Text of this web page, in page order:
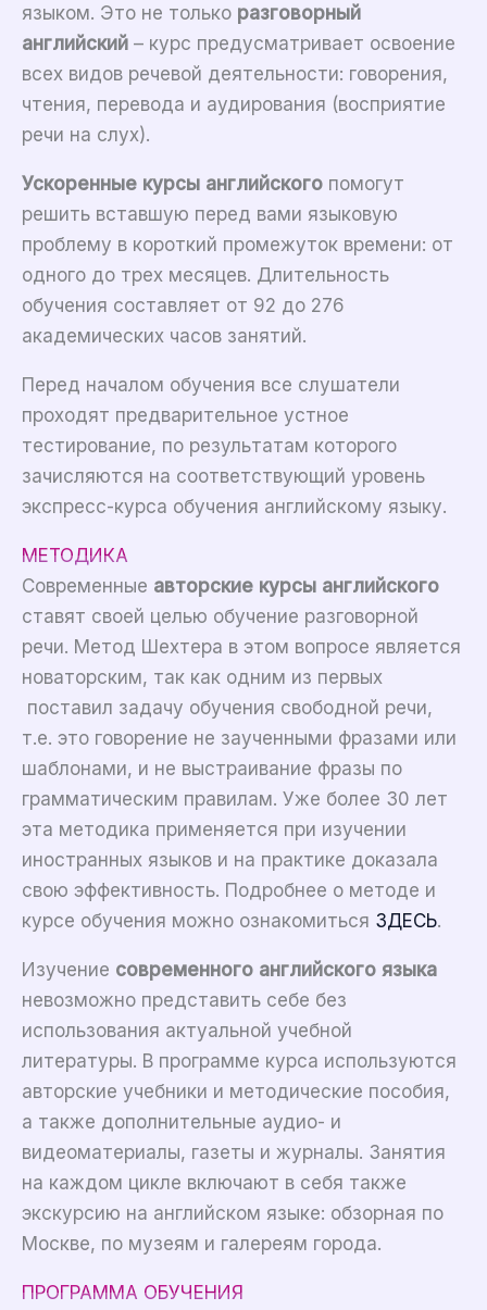
языком. Это не только разговорный
английский – курс предусматривает освоение
всех видов речевой деятельности: говорения,
чтения, перевода и аудирования (восприятие
речи на слух).
Ускоренные курсы английского помогут
решить вставшую перед вами языковую
проблему в короткий промежуток времени: от
одного до трех месяцев. Длительность
обучения составляет от 92 до 276
академических часов занятий.
Перед началом обучения все слушатели
проходят предварительное устное
тестирование, по результатам которого
зачисляются на соответствующий уровень
экспресс-курса обучения английскому языку.
МЕТОДИКА
Современные авторские курсы английского
ставят своей целью обучение разговорной
речи. Метод Шехтера в этом вопросе является
новаторским, так как одним из первых
поставил задачу обучения свободной речи,
т.е. это говорение не заученными фразами или
шаблонами, и не выстраивание фразы по
грамматическим правилам. Уже более 30 лет
эта методика применяется при изучении
иностранных языков и на практике доказала
свою эффективность. Подробнее о методе и
курсе обучения можно ознакомиться ЗДЕСЬ.
Изучение современного английского языка
невозможно представить себе без
использования актуальной учебной
литературы. В программе курса используются
авторские учебники и методические пособия,
а также дополнительные аудио- и
видеоматериалы, газеты и журналы. Занятия
на каждом цикле включают в себя также
экскурсию на английском языке: обзорная по
Москве, по музеям и галереям города.
ПРОГРАММА ОБУЧЕНИЯ